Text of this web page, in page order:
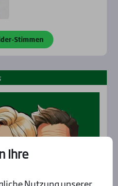
Stimmen
Ihre